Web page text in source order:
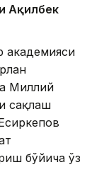
Ақилбек
академияси
Миллий
сақлаш
бўйича ўз